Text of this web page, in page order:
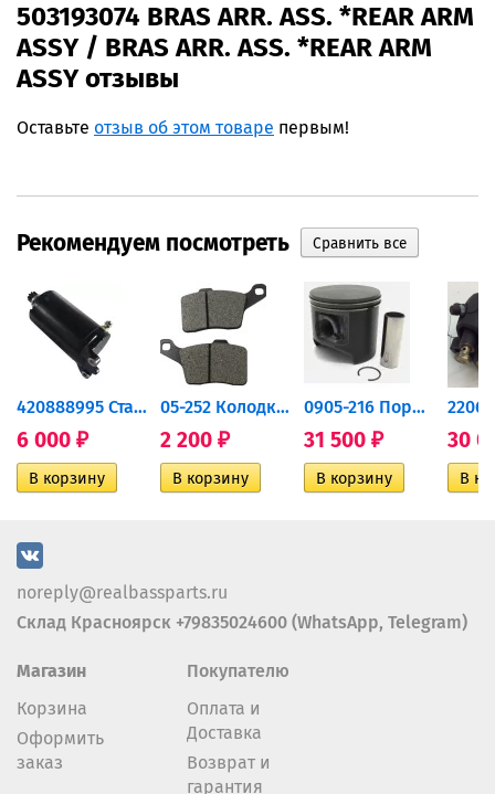
503193074 BRAS ARR. ASS. *REAR ARM
ASSY / BRAS ARR. ASS. *REAR ARM
ASSY отзывы
Оставьте отзыв об этом товаре первым!
Рекомендуем посмотреть
420888995 Стартер для...
6 000 ₽
05-252 Колодки тормозные...
2 200 ₽
0905-216 Поршень Arctic Cat...
31 500 ₽ 30
noreply@realbassparts.ru
Склад Красноярск +79835024600 (WhatsApp, Telegram)
Магазин
Корзина
Оформить
заказ
Покупателю
Оплата и
Доставка
Возврат и
гарантия